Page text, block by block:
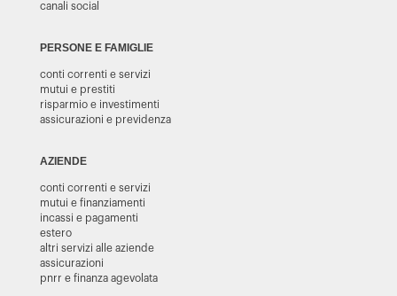
canali social
PERSONE E FAMIGLIE
conti correnti e servizi
mutui e prestiti
risparmio e investimenti
assicurazioni e previdenza
AZIENDE
conti correnti e servizi
mutui e finanziamenti
incassi e pagamenti
estero
altri servizi alle aziende
assicurazioni
pnrr e finanza agevolata